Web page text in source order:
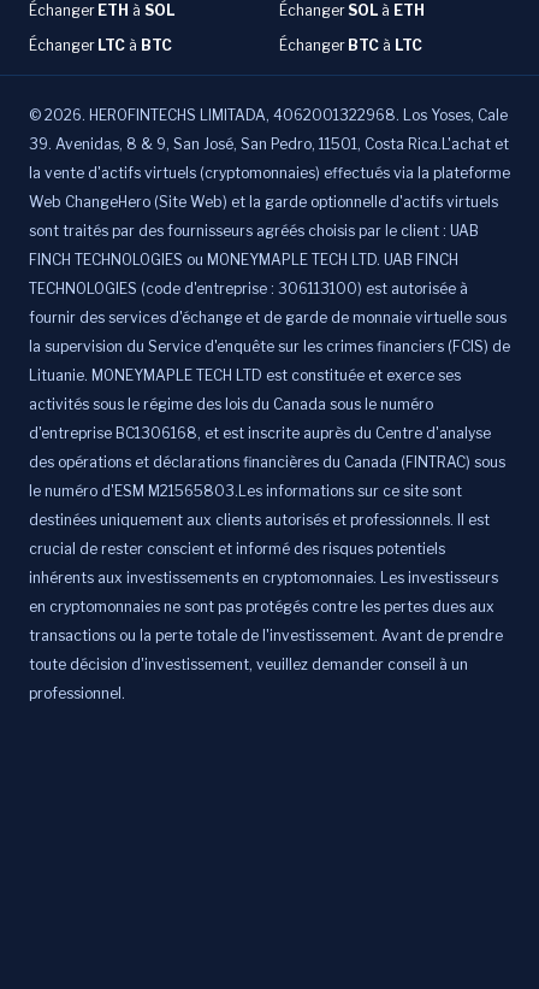
Échanger ETH à SOL ÉchangerSOL à ETH
Échanger LTC à BTC Échanger BTC à LTC
© 2026. HEROFINTECHS LIMITADA, 4062001322968. Los Yoses, Cale
39. Avenidas, 8 & 9, San José, San Pedro, 11501, Costa Rica.L'achat et
la vente d'actifs virtuels (cryptomonnaies) effectués via la plateforme
Web ChangeHero (Site Web) et la garde optionnelle d'actifs virtuels
sont traités par des fournisseurs agréés choisis par le client : UAB
FINCH TECHNOLOGIES ou MONEYMAPLE TECH LTD. UAB FINCH
TECHNOLOGIES (code d'entreprise : 306113100) est autorisée à
fournir des services d'échange et de garde de monnaie virtuelle sous
la supervision du Service d'enquête sur les crimes financiers (FCIS) de
Lituanie. MONEYMAPLE TECH LTD est constituée et exerce ses
activités sous le régime des lois du Canada sous le numéro
d'entreprise BC1306168, et est inscrite auprès du Centre d'analyse
des opérations et déclarations financières du Canada (FINTRAC) sous
le numéro d'ESM M21565803.Les informations sur ce site sont
destinées uniquement aux clients autorisés et professionnels. Il est
crucial de rester conscient et informé des risques potentiels
inhérents aux investissements en cryptomonnaies. Les investisseurs
en cryptomonnaies ne sont pas protégés contre les pertes dues aux
transactions ou la perte totale de l'investissement. Avant de prendre
toute décision d'investissement, veuillez demander conseil à un
professionnel.